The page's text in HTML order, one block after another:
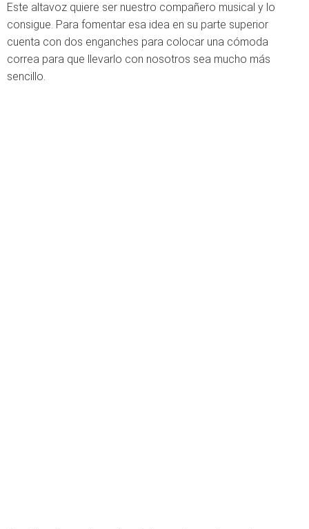
Este altavoz quiere ser nuestro compañero musical y lo
consigue. Para fomentar esa idea en su parte superior
cuenta con dos enganches para colocar una cómoda
correa para que llevarlo con nosotros sea mucho más
sencillo.